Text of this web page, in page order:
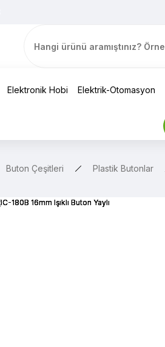
Elektronik Hobi Elektrik-Otomasyon
Buton Çeşitleri Plastik Butonlar